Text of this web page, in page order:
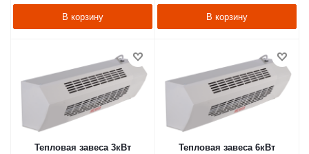
В корзину В корзину
Тепловая завеса 3кВт
Тепловая завеса 6кВт